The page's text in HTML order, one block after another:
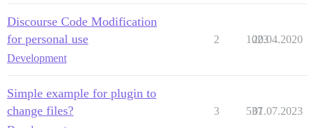
Discourse Code Modification
for personal use
Development
2 1023
20.04.2020
Simple example for plugin to
change files?
3 537
01.07.2023